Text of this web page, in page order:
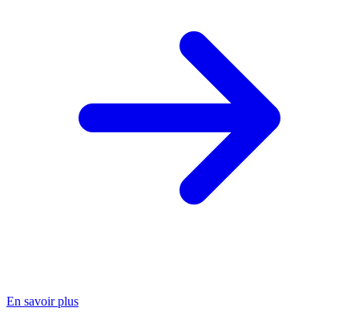
En savoir plus